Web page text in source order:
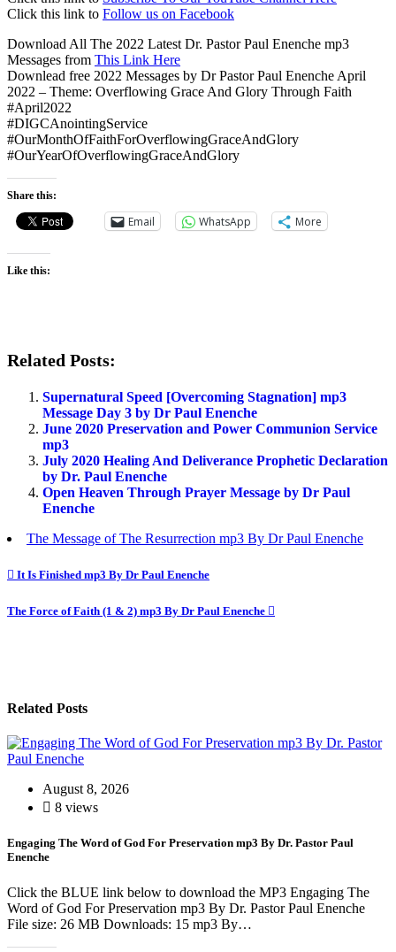
Click this link to Follow us on Facebook
Download All The 2022 Latest Dr. Pastor Paul Enenche mp3
Messages from This Link Here
Downlead free 2022 Messages by Dr Pastor Paul Enenche April
2022 – Theme: Overflowing Grace And Glory Through Faith
#April2022
#DIGCAnointingService
#OurMonthOfFaithForOverflowingGraceAndGlory
#OurYearOfOverflowingGraceAndGlory
Share this:
Email WhatsApp More
Like this:
Related Posts:
Supernatural Speed [Overcoming Stagnation] mp3
Message Day 3 by Dr Paul Enenche
June 2020 Preservation and Power Communion Service
mp3
July 2020 Healing And Deliverance Prophetic Declaration
by Dr. Paul Enenche
Open Heaven Through Prayer Message by Dr Paul
Enenche
The Message of The Resurrection mp3 By Dr Paul Enenche
Post
navigation
It Is Finished mp3 By Dr Paul Enenche
The Force of Faith (1 & 2) mp3 By Dr Paul Enenche
Related Posts
August 8, 2026
8 views
Engaging The Word of God For Preservation mp3 By Dr. Pastor Paul
Enenche
Click the BLUE link below to download the MP3 Engaging The
Word of God For Preservation mp3 By Dr. Pastor Paul Enenche
File size: 26 MB Downloads: 15 mp3 By…